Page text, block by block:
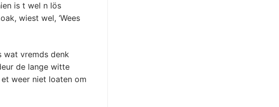
is t wel n lös
wiest wel, ‘Wees
wat vremds denk
de lange witte
weer niet loaten om